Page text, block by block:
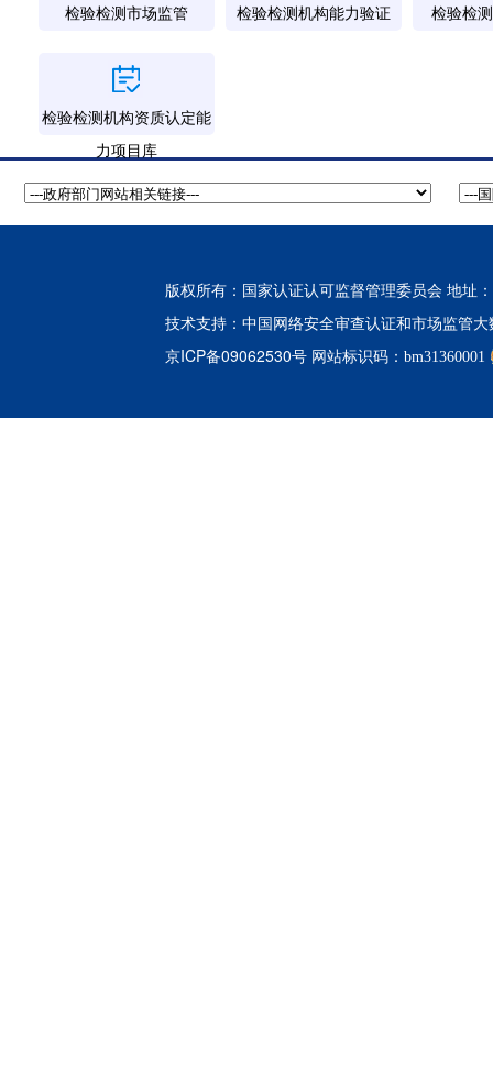
检验检测市场监管 检验检测机构能力验证 检验检
检验检测机构资质认定能
力项目库
版权所有：国家认证认可监督管理委员会 地址
技术支持： 中国网络安全审查认证和市场监管
京ICP备09062530号 网站标识码：bm31360001